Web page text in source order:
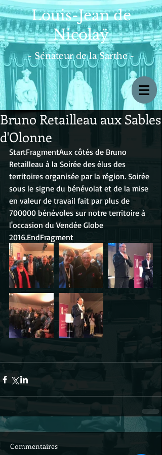
Louis-Jean de
Nicolaÿ
- Sénateur de la Sarthe -
Bruno Retailleau aux Sables
d'Olonne
StartFragmentAux côtés de Bruno
Retailleau à la Soirée des élus des
territoires organisée par la région. Soirée
sous le signe du bénévolat et de la mise
en valeur de travail fait par plus de
700000 bénévoles sur notre territoire à
l'occasion du Vendée Globe
2016.EndFragment
Commentaires